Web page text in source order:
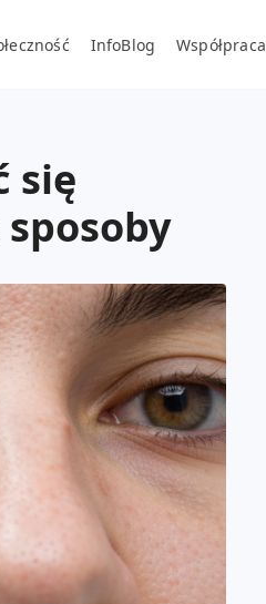
InfoBlog Współpraca
się